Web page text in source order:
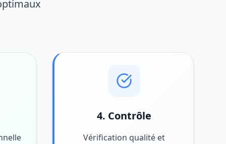
4. Contrôle
Vérification qualité et